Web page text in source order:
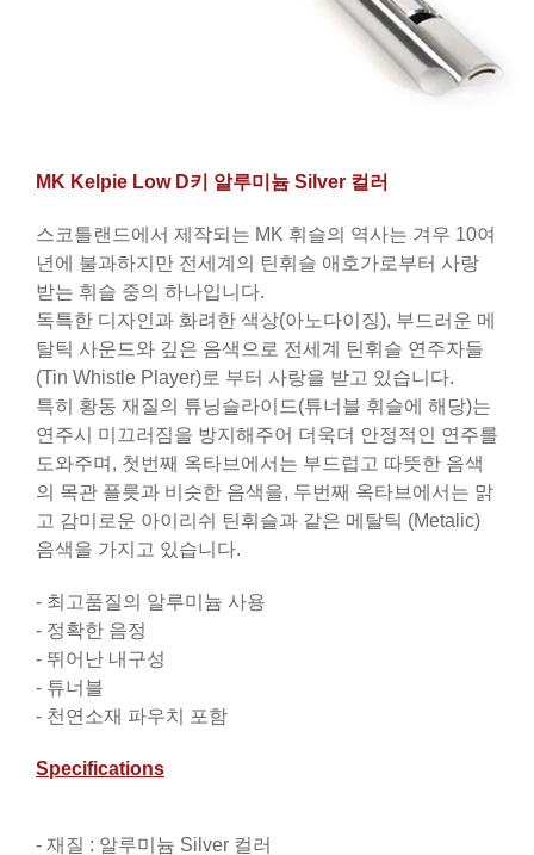
MK Kelpie Low D키 알루미늄 Silver 컬러
스코틀랜드에서 제작되는 MK 휘슬의 역사는 겨우 10여
년에 불과하지만 전세계의 틴휘슬 애호가로부터 사랑
받는 휘슬 중의 하나입니다.
독특한 디자인과 화려한 색상(아노다이징), 부드러운 메
탈틱 사운드와 깊은 음색으로 전세계 틴휘슬 연주자들
(Tin Whistle Player)로 부터 사랑을 받고 있습니다.
특히 황동 재질의 튜닝슬라이드(튜너블 휘슬에 해당)는
연주시 미끄러짐을 방지해주어 더욱더 안정적인 연주를
도와주며, 첫번째 옥타브에서는 부드럽고 따뜻한 음색
의 목관 플릇과 비슷한 음색을, 두번째 옥타브에서는 맑
고 감미로운 아이리쉬 틴휘슬과 같은 메탈틱 (Metalic)
음색을 가지고 있습니다.
- 최고품질의 알루미늄 사용
- 정확한 음정
- 뛰어난 내구성
- 튜너블
- 천연소재 파우치 포함
Specifications
- 재질 : 알루미늄 Silver 컬러